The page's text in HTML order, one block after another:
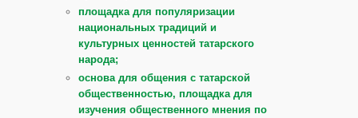
площадка для популяризации
национальных традиций и
культурных ценностей татарского
народа;
основа для общения с татарской
общественностью, площадка для
изучения общественного мнения по